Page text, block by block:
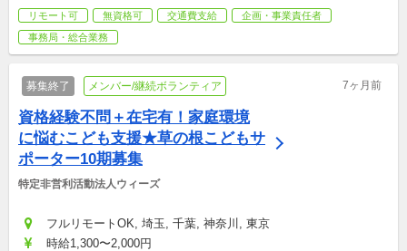
リモート可 無資格可 交通費支給
企画・事業責任者
事務局・総合業務
募集終了 メンバー/継続ボランティア 7ヶ月前
資格経験不問＋在宅有！家庭環境
に悩むこども支援★草の根こどもサ
ポーター10期募集
特定非営利活動法人ウィーズ
フルリモートOK, 埼玉, 千葉, 神奈川, 東京
時給1,300〜2,000円